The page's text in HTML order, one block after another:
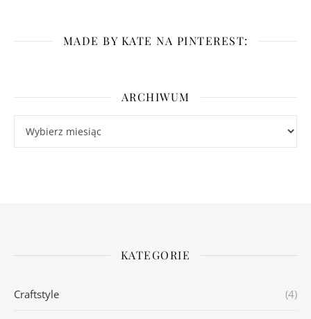
MADE BY KATE NA PINTEREST:
ARCHIWUM
KATEGORIE
Craftstyle (4)